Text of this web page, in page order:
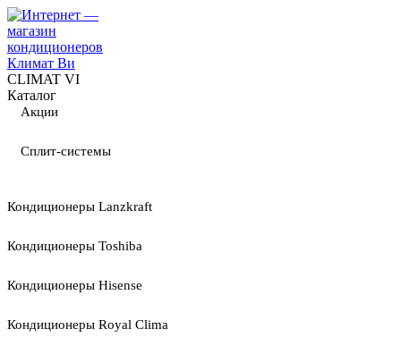
CLIMAT VI
Каталог
Акции
Сплит-системы
Кондиционеры Lanzkraft
Кондиционеры Toshiba
Кондиционеры Hisense
Кондиционеры Royal Clima